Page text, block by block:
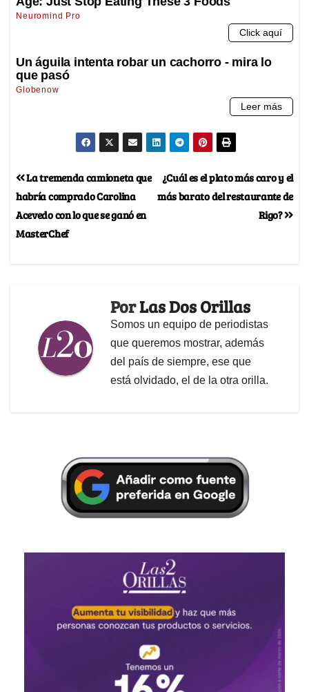
¿Cuál es el plato más caro y el
más barato del restaurante de
Rigo?
La tremenda camioneta que
habría comprado Carolina
Acevedo con lo que se ganó en
MasterChef
PorLas Dos Orillas
Somos un equipo de periodistas
que queremos mostrar, además
del país de siempre, ese que
está olvidado, el de la otra orilla.